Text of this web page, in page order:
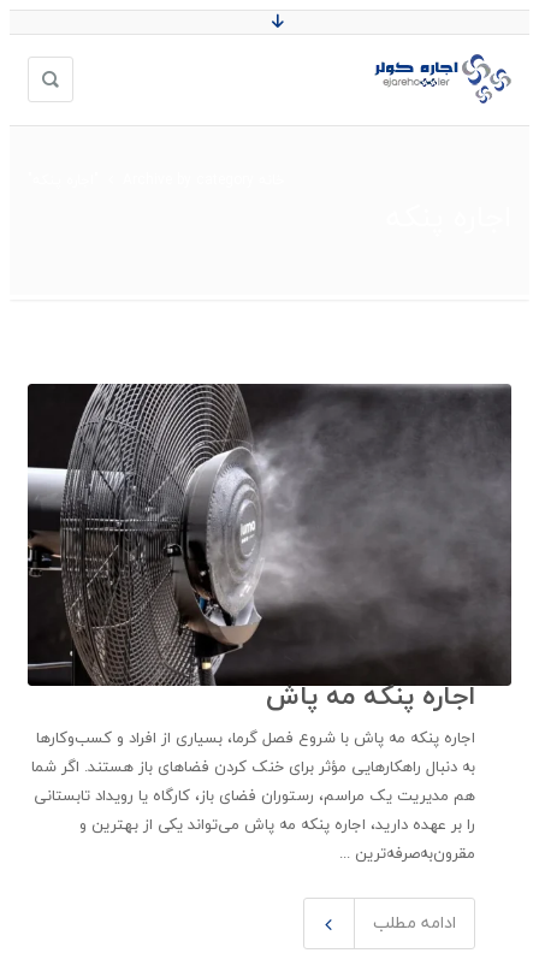
اجاره پنکه مه پاش
اجاره پنکه مه پاش با شروع فصل گرما، بسیاری از افراد و کسب‌وکارها
به دنبال راهکارهایی مؤثر برای خنک کردن فضاهای باز هستند. اگر شما
هم مدیریت یک مراسم، رستوران فضای باز، کارگاه یا رویداد تابستانی
را بر عهده دارید، اجاره پنکه مه پاش می‌تواند یکی از بهترین و
مقرون‌به‌صرفه‌ترین ...
ادامه مطلب